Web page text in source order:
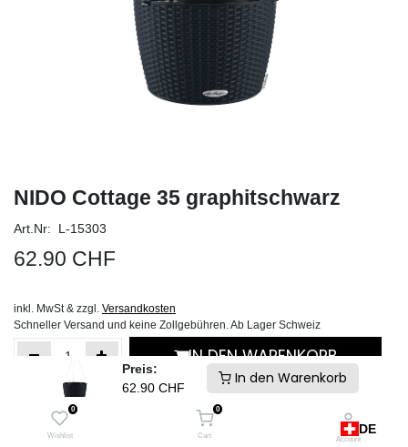
Preis:
62.90 CHF
In den Warenkorb
0
Wishlist
0
Cart Account
NIDO Cottage 35 graphitschwarz
Art.Nr: L-15303
62.90 CHF
inkl. MwSt & zzgl. Versandkosten
Schneller Versand und keine Zollgebühren. Ab Lager Schweiz
IN DEN WARENKORB
Auf die Wunschliste
DE